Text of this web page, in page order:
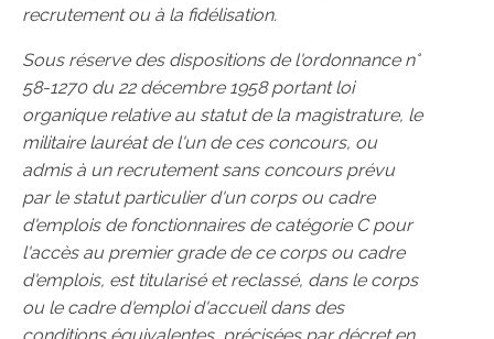
recrutement ou à la fidélisation.
Sous réserve des dispositions de l'ordonnance n°
58-1270 du 22 décembre 1958 portant loi
organique relative au statut de la magistrature, le
militaire lauréat de l'un de ces concours, ou
admis à un recrutement sans concours prévu
par le statut particulier d'un corps ou cadre
d'emplois de fonctionnaires de catégorie C pour
l'accès au premier grade de ce corps ou cadre
d'emplois, est titularisé et reclassé, dans le corps
ou le cadre d'emploi d'accueil dans des